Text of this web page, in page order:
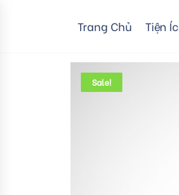
Trang Chủ Tiện
Sale!